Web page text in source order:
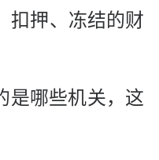
扣押、冻结的财
是哪些机关，这